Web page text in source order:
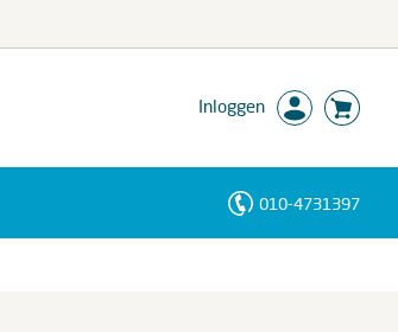
Inloggen
010-4731397